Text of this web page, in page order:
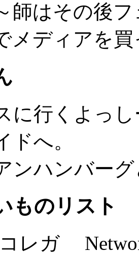
師はその後
メディアを
に行くよっ
ドへ。
ンハンバー
ものリスト
レガ